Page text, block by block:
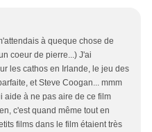
à queque chose de
coeur de pierre...) J'ai
les cathos en Irlande, le jeu des
et Steve Coogan... mmm
aide à ne pas aire de ce film
c'est quand même tout en
films dans le film étaient très